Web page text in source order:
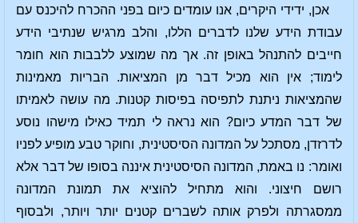
אכן, ידידי היקרים, אנו עומדים כיום בפני ההכרח להיכנס עם
עבודת הידע שלנו לדברים הללו, והלב מרגיש שנתיבי הידע
חייבים להתנהל באופן זה. אך מה שמוצע ללבבות הוא חומר
לימוד; אין הוא מכיל דבר מן המציאות. הבריות מאמינות
שהמציאות ניתנת לתפיסה בפיסות קטנות. מה עושה לאמיתו
של דבר המדע כיום? הוא נראה לי תמיד כאילו מישהו נוסע
לדרזדן, מסתכל על המדונה הסיסטינית, וחוקר טבע מופיע לפניו
ואומר: נו באמת, המדונה הסיסטינית איננה בסופו של דבר אלא
רושם חיצוני. והוא מתחיל להוציא את תמונת המדונה
ממסגרתה ולפרק אותה לשברים קטנים יותר ויותר, ולבסוף